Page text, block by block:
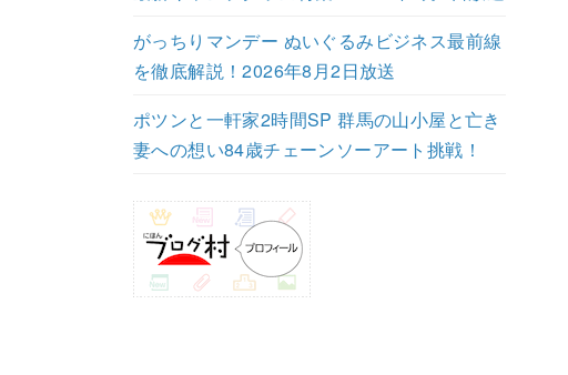
がっちりマンデー ぬいぐるみビジネス最前線
を徹底解説！2026年8月2日放送
ポツンと一軒家2時間SP 群馬の山小屋と亡き
妻への想い84歳チェーンソーアート挑戦！